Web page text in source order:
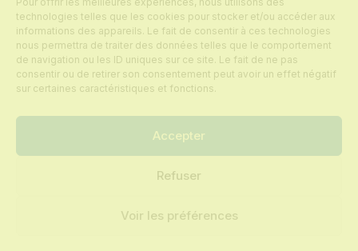
technologies telles que les cookies pour stocker et/ou accéder aux
informations des appareils. Le fait de consentir à ces technologies
nous permettra de traiter des données telles que le comportement
de navigation ou les ID uniques sur ce site. Le fait de ne pas
consentir ou de retirer son consentement peut avoir un effet négatif
sur certaines caractéristiques et fonctions.
Accepter
Refuser
Voir les préférences
Mon compte
Contact
Foire aux questions
Politique de cookies
Conditions générales de vente
mesure